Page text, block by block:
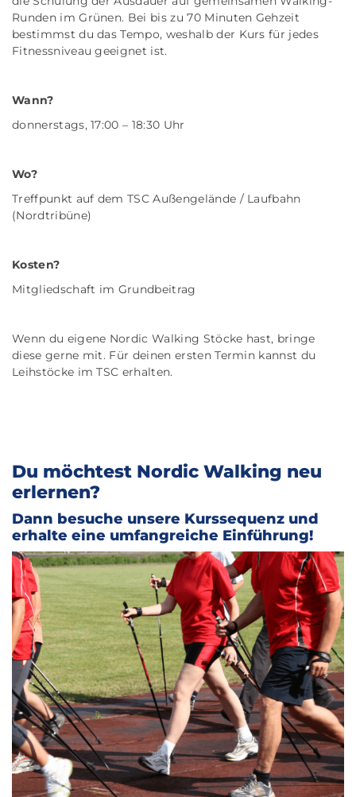
Runden im Grünen. Bei bis zu 70 Minuten Gehzeit
bestimmst du das Tempo, weshalb der Kurs für jedes
Fitnessniveau geeignet ist.
Wann?
donnerstags, 17:00 – 18:30 Uhr
Wo?
Treffpunkt auf dem TSC Außengelände / Laufbahn
(Nordtribüne)
Kosten?
Mitgliedschaft im Grundbeitrag
Wenn du eigene Nordic Walking Stöcke hast, bringe
diese gerne mit. Für deinen ersten Termin kannst du
Leihstöcke im TSC erhalten.
Du möchtest Nordic Walking neu
erlernen?
Dann besuche unsere Kurssequenz und
erhalte eine umfangreiche Einführung!